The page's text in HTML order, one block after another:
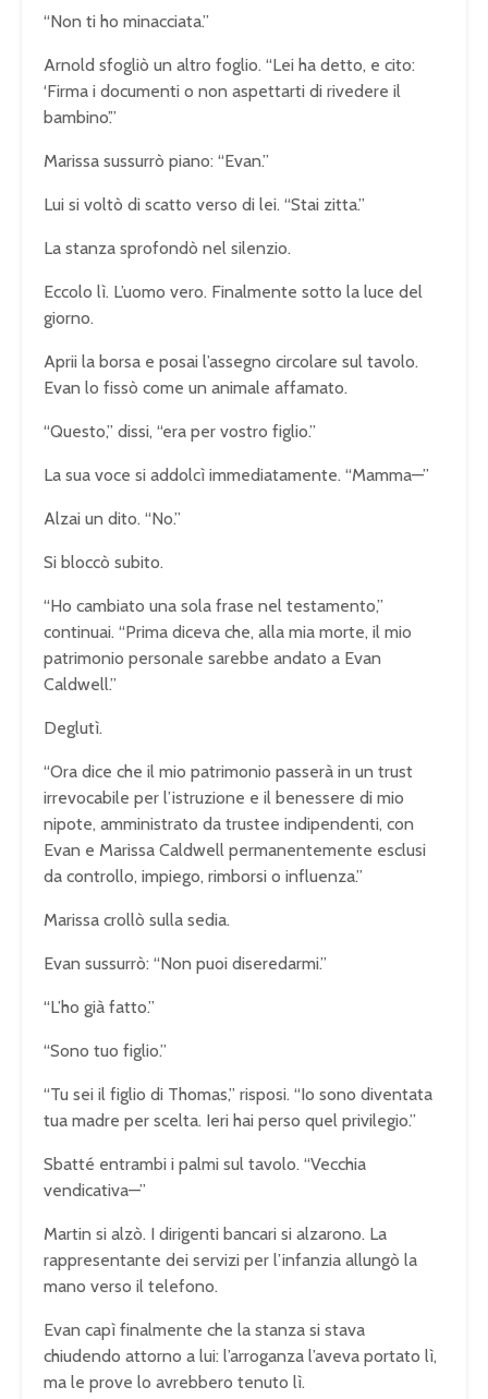
“Non ti ho minacciata.”
Arnold sfogliò un altro foglio. “Lei ha detto, e cito:
‘Firma i documenti o non aspettarti di rivedere il
bambino’.”
Marissa sussurrò piano: “Evan.”
Lui si voltò di scatto verso di lei. “Stai zitta.”
La stanza sprofondò nel silenzio.
Eccolo lì. L’uomo vero. Finalmente sotto la luce del
giorno.
Aprii la borsa e posai l’assegno circolare sul tavolo.
Evan lo fissò come un animale affamato.
“Questo,” dissi, “era per vostro figlio.”
La sua voce si addolcì immediatamente. “Mamma—”
Alzai un dito. “No.”
Si bloccò subito.
“Ho cambiato una sola frase nel testamento,”
continuai. “Prima diceva che, alla mia morte, il mio
patrimonio personale sarebbe andato a Evan
Caldwell.”
Deglutì.
“Ora dice che il mio patrimonio passerà in un trust
irrevocabile per l’istruzione e il benessere di mio
nipote, amministrato da trustee indipendenti, con
Evan e Marissa Caldwell permanentemente esclusi
da controllo, impiego, rimborsi o influenza.”
Marissa crollò sulla sedia.
Evan sussurrò: “Non puoi diseredarmi.”
“L’ho già fatto.”
“Sono tuo figlio.”
“Tu sei il figlio di Thomas,” risposi. “Io sono diventata
tua madre per scelta. Ieri hai perso quel privilegio.”
Sbatté entrambi i palmi sul tavolo. “Vecchia
vendicativa—”
Martin si alzò. I dirigenti bancari si alzarono. La
rappresentante dei servizi per l’infanzia allungò la
mano verso il telefono.
Evan capì finalmente che la stanza si stava
chiudendo attorno a lui: l’arroganza l’aveva portato lì,
ma le prove lo avrebbero tenuto lì.